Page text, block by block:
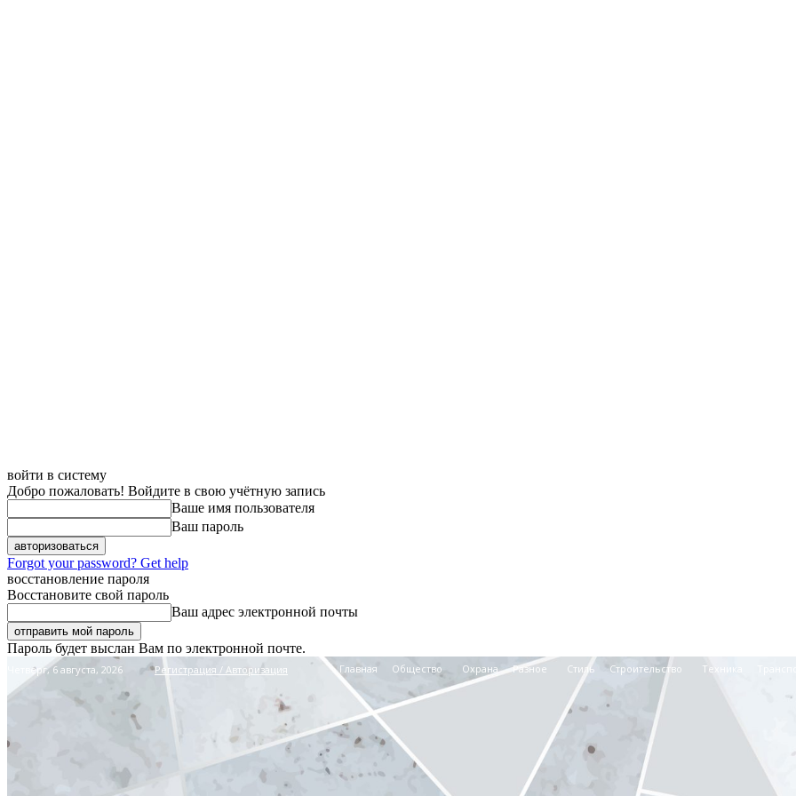
войти в систему
Добро пожаловать! Войдите в свою учётную запись
Ваше имя пользователя
Ваш пароль
Forgot your password? Get help
восстановление пароля
Восстановите свой пароль
Ваш адрес электронной почты
Пароль будет выслан Вам по электронной почте.
Четверг, 6 августа, 2026 Регистрация / Авторизация Главная Общество Охрана Разное Стиль Строительство Техника